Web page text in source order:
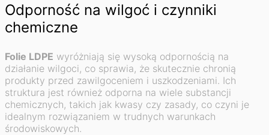
Odporność na wilgoć i czynniki
chemiczne
Folie LDPE wyróżniają się wysoką odpornością na
działanie wilgoci, co sprawia, że skutecznie chronią
produkty przed zawilgoceniem i uszkodzeniami. Ich
struktura jest również odporna na wiele substancji
chemicznych, takich jak kwasy czy zasady, co czyni je
idealnym rozwiązaniem w trudnych warunkach
środowiskowych.